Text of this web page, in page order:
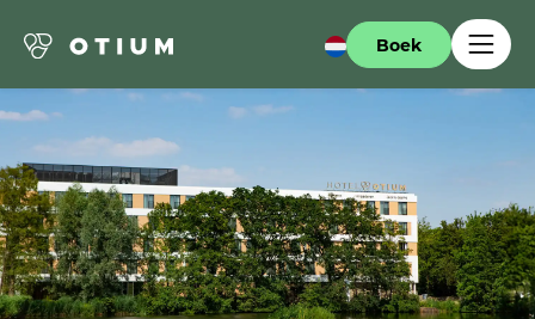
Boek